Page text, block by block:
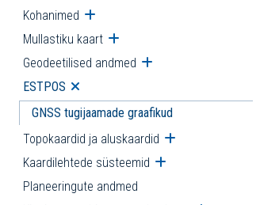
Kohanimed Ava alammenüü
Mullastiku kaart Ava alammenüü
Geodeetilised andmed Ava alammenüü
ESTPOS Ava alammenüü
GNSS tugijaamade graafikud
Topokaardid ja aluskaardid Ava
Kaardilehtede süsteemid Ava alammenüü
Planeeringute andmed